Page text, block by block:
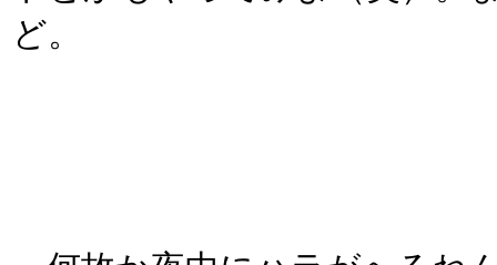
ど。